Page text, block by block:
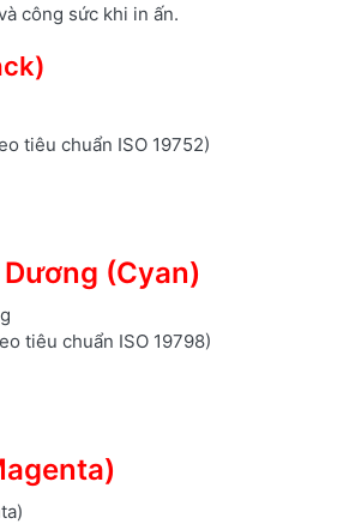
công sức khi in ấn.
tiêu chuẩn ISO 19752)
(Cyan)
tiêu chuẩn ISO 19798)